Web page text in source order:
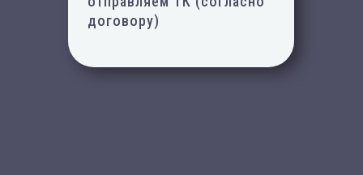
договору)